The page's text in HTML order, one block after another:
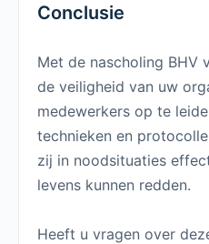
Conclusie
Met de nascholing BHV
de veiligheid van uw
medewerkers op te
technieken en
zij in noodsituaties
levens kunnen redden.
Heeft u vragen over